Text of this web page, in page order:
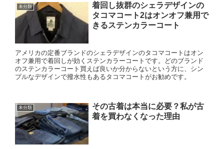
未分類
着回し抜群のシェラデザインの
タコマコート2はオンオフ兼用で
きるステンカラーコート
アメリカの定番ブランドのシェラデザインのタコマコートはオン
オフ兼用で着回しが効くステンカラーコートです。どのブランド
のステンカラーコート買えば良いか分からないという方に、シン
プルなデザインで撥水性もあるタコマコートがお勧めです。
未分類
その古着は本当に必要？私が古
着を買わなくなった理由